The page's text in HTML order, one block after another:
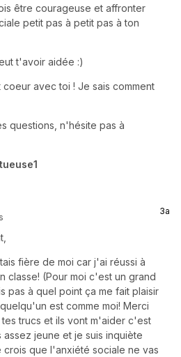
être courageuse et affronter
petit pas à petit pas à ton
t'avoir aidée :)
avec toi ! Je sais comment
questions, n'hésite pas à
3a
fière de moi car j'ai réussi à
classe! (Pour moi c'est un grand
pas à quel point ça me fait plaisir
est comme moi! Merci
trucs et ils vont m'aider c'est
assez jeune et je suis inquiète
crois que l'anxiété sociale ne vas